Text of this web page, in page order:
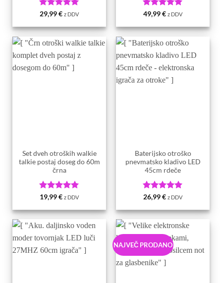
Ocenjeno5
29,99€ z DDV Ocenjeno5
49,99€ z DDV
Set dveh otroških walkie
talkie postaj doseg do 60m
črna
Ocenjeno5
19,99€ z DDV
Baterijsko otroško
pnevmatsko kladivo LED
45cm rdeče
Ocenjeno5
26,99€ z DDV
NAJVEČ PRODANO